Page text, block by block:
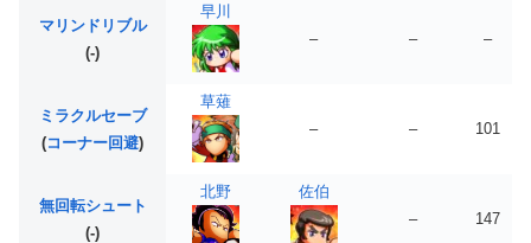
マリンドリブル
(-)
早川
–
– –
ミラクルセーブ
(コーナー回避)
草薙
–
– 101
無回転シュート
(-)
北野
佐伯
–
147